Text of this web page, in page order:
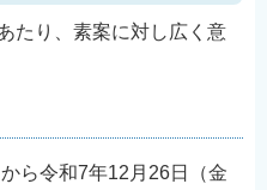
たり、素案に対し広く意
ら令和7年12月26日（金